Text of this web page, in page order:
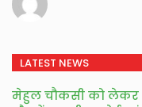
LATEST NEWS
मेहुल चौकसी को लेकर